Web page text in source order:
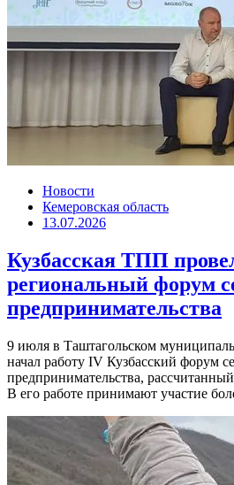
Новости
Кемеровская область
13.07.2026
Кузбасская ТПП
региональный форум
предпринимательства
9 июля в Таштагольском
начал работу IV Кузбасский форум
предпринимательства,
В его работе принимают участие